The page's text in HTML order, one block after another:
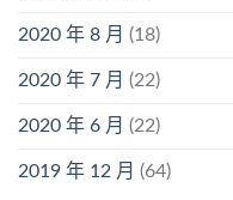
2020 年 8 月 (18)
2020 年 7 月 (22)
2020 年 6 月 (22)
2019 年 12 月 (64)